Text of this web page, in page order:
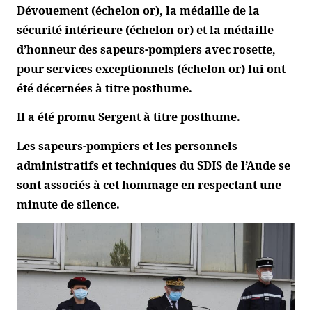
Dévouement (échelon or), la médaille de la
sécurité intérieure (échelon or) et la médaille
d’honneur des sapeurs-pompiers avec rosette,
pour services exceptionnels (échelon or) lui ont
été décernées à titre posthume.
Il a été promu Sergent à titre posthume.
Les sapeurs-pompiers et les personnels
administratifs et techniques du SDIS de l’Aude se
sont associés à cet hommage en respectant une
minute de silence.